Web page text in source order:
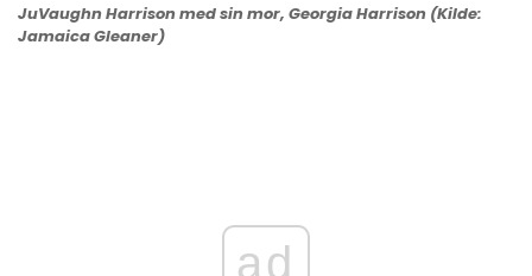
JuVaughn Harrison med sin mor, Georgia Harrison (Kilde:
Jamaica Gleaner)
ad